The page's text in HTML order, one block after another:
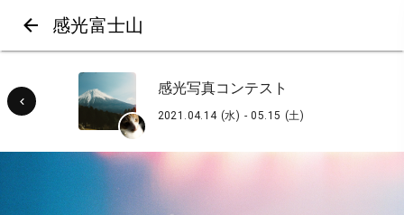
感光富士山
感光写真コンテスト
2021.04.14 (水) - 05.15 (土)